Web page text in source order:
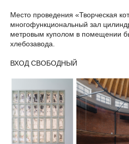
Место проведения «Творческая
многофункциональный зал
метровым куполом в помещении
хлебозавода.
ВХОД СВОБОДНЫЙ